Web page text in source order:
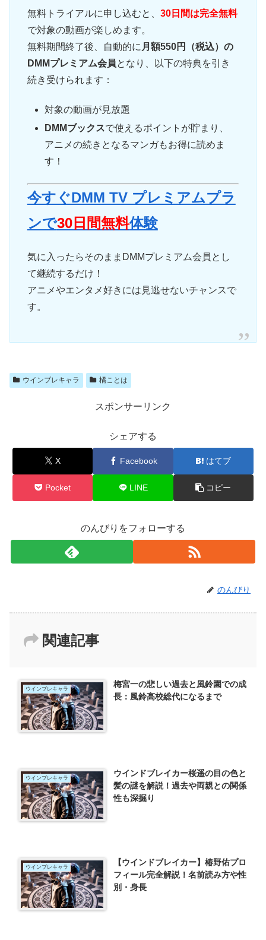
無料トライアルに申し込むと、 30日間は完全無料
で対象の動画が楽しめます。
無料期間終了後、自動的に 月額550円（税込）の
DMMプレミアム会員となり、以下の特典を引き
続き受けられます：
対象の動画が見放題
DMMブックスで使えるポイントが貯まり、
アニメの続きとなるマンガもお得に読めま
す！
今すぐDMM TV プレミアムプラ
ンで30日間無料体験
気に入ったらそのままDMMプレミアム会員とし
て継続するだけ！
アニメやエンタメ好きには見逃せないチャンスで
す。
ウインブレキャラ 橘ことは
スポンサーリンク
シェアする
X Facebook はてブ
Pocket LINE コピー
のんびりをフォローする
のんびり
関連記事
ウインブレキャラ
梅宮一の悲しい過去と風鈴園での成
長：風鈴高校総代になるまで
ウインブレキャラ
ウインドブレイカー桜遥の目の色と
髪の謎を解説！過去や両親との関係
性も深掘り
ウインブレキャラ
【ウインドブレイカー】椿野佑プロ
フィール完全解説！名前読み方や性
別・身長